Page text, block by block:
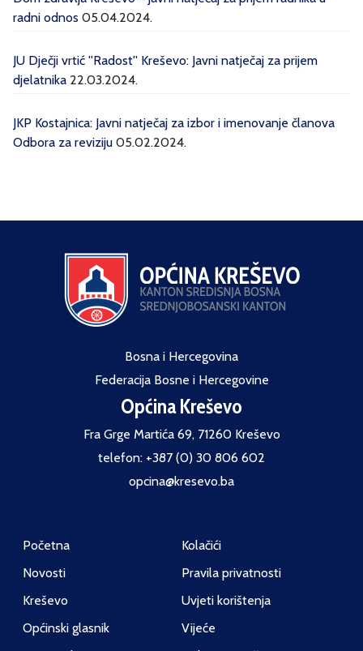
radni odnos 05.04.2024.
JU Dječji vrtić ''Radost'' Kreševo: Javni natječaj za prijem
djelatnika 22.03.2024.
JKP Kostajnica: Javni natječaj za izbor i imenovanje članova
Odbora za reviziju 05.02.2024.
Bosna i Hercegovina
Federacija Bosne i Hercegovine
Općina Kreševo
Fra Grge Martića 69, 71260 Kreševo
telefon: +387 (0) 30 806 602
opcina@kresevo.ba
Početna
Novosti
Kreševo
Općinski glasnik
Kolačići
Pravila privatnosti
Uvjeti korištenja
Vijeće